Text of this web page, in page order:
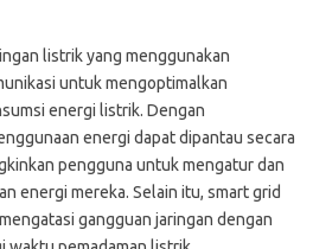
listrik yang menggunakan
untuk mengoptimalkan
energi listrik. Dengan
energi dapat dipantau secara
pengguna untuk mengatur dan
energi mereka. Selain itu, smart grid
gangguan jaringan dengan